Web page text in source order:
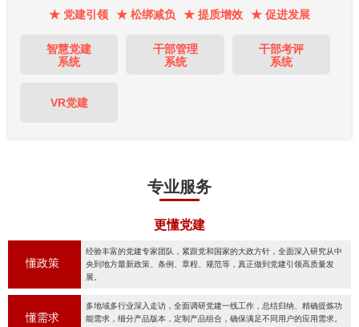
★ 党建引领 ★ 松绑减负 ★ 提质增效 ★ 促进发展
智慧党建
系统
干部管理
系统
干部考评
系统
VR党建
专业服务
更懂党建
懂政策
经验丰富的党建专家团队，紧跟党和国家的大政方针，全面深入研究从中
央到地方最新政策、条例、章程、规范等，真正做到党建引领高质量发
展。
懂需求
多地域多行业深入走访，全面调研党建一线工作，总结归纳、精确提炼功
能需求，细分产品版本，定制产品组合，确保满足不同用户的应用需求。